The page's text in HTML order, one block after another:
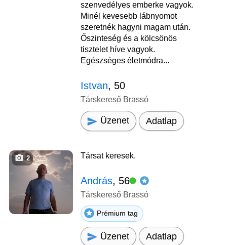
szenvedélyes emberke vagyok.
Minél kevesebb lábnyomot
szeretnék hagyni magam után.
Őszinteség és a kölcsönös
tisztelet híve vagyok.
Egészséges életmódra...
Istvan, 50
Társkereső Brassó
Üzenet Adatlap
2 Társat keresek.
András, 56
Társkereső Brassó
Prémium tag
Üzenet Adatlap